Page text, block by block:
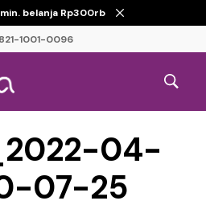
belanja Rp300rb
1001-0096
04-
07-25